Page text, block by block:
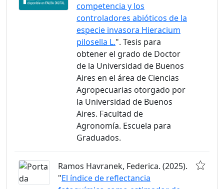
competencia y los
controladores abióticos de la
especie invasora Hieracium
pilosella L.". Tesis para
obtener el grado de Doctor
de la Universidad de Buenos
Aires en el área de Ciencias
Agropecuarias otorgado por
la Universidad de Buenos
Aires. Facultad de
Agronomía. Escuela para
Graduados.
Ramos Havranek, Federica. (2025).
"El índice de reflectancia